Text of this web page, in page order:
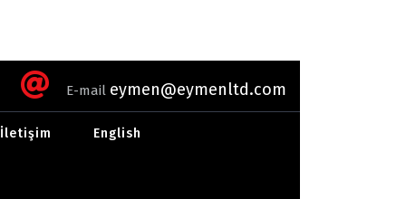
E-mail eymen@eymenltd.com
İletişim English